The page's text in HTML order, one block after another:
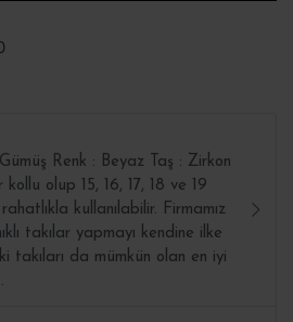
Renk : Beyaz Taş : Zirkon
olup 15, 16, 17, 18 ve 19
kullanılabilir. Firmamız
takılar yapmayı kendine ilke
takıları da mümkün olan en iyi